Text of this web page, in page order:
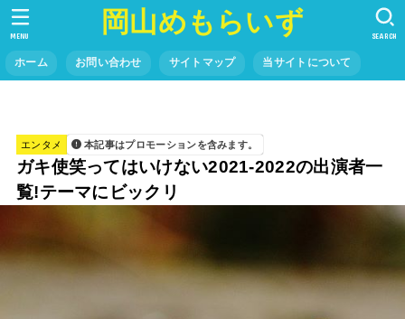
岡山めもらいず
ホーム お問い合わせ サイトマップ 当サイトについて
SEARCH
MENU
エンタメ 本記事はプロモーションを含みます。
ガキ使笑ってはいけない2021-2022の出演者一
覧!テーマにビックリ